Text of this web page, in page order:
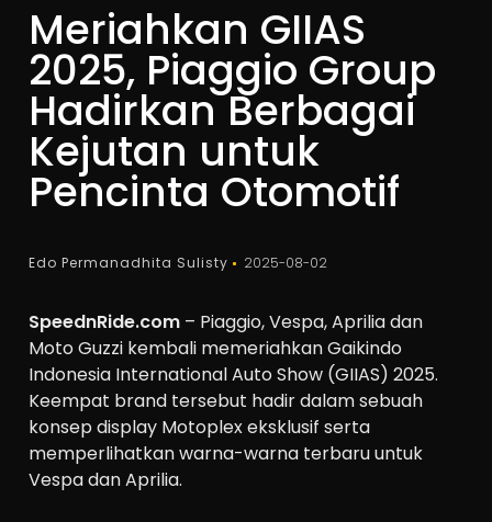
Meriahkan GIIAS
2025, Piaggio Group
Hadirkan Berbagai
Kejutan untuk
Pencinta Otomotif
Edo Permanadhita Sulisty 2025-08-02
SpeednRide.com – Piaggio, Vespa, Aprilia dan
Moto Guzzi kembali memeriahkan Gaikindo
Indonesia International Auto Show (GIIAS) 2025.
Keempat brand tersebut hadir dalam sebuah
konsep display Motoplex eksklusif serta
memperlihatkan warna-warna terbaru untuk
Vespa dan Aprilia.